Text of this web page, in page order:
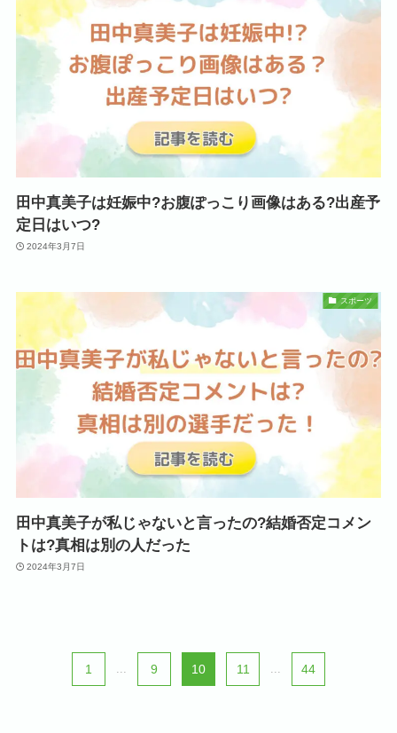
田中真美子は妊娠中?お腹ぽっこり画像はある?出産予
定日はいつ?
2024年3月7日
スポーツ
田中真美子が私じゃないと言ったの?結婚否定コメン
トは?真相は別の人だった
2024年3月7日
1 9 10 11 44